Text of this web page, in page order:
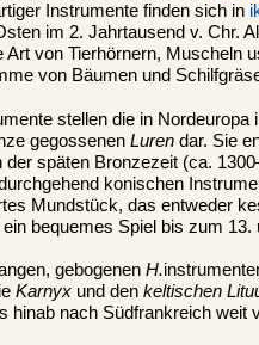
Instrumente finden sich in
im 2. Jahrtausend v. Chr.
Art von Tierhörnern, Muscheln
von Bäumen und
stellen die in Nordeuropa
gegossenen Luren dar. Sie
der späten Bronzezeit (ca.
konischen
Mundstück, das entweder
bequemes Spiel bis zum 13.
gebogenen H.
Karnyx und den keltischen
hinab nach Südfrankreich weit